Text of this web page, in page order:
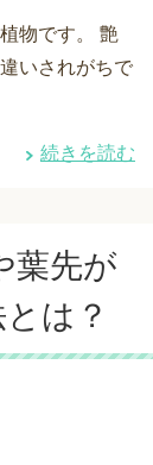
物です。 艶
いされがちで
続きを読む
葉先が
は？